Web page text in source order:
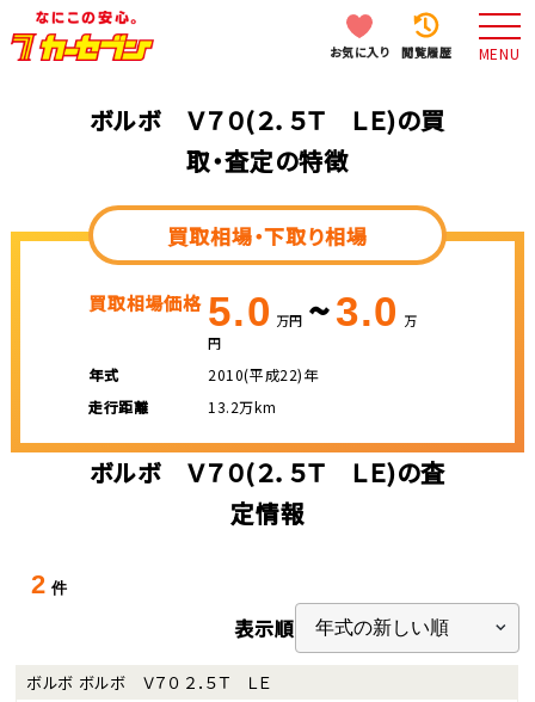
お気に入り 閲覧履歴 MENU
ボルボ Ｖ７０(２．５Ｔ ＬＥ)の買
取・査定の特徴
買取相場・下取り相場
買取相場価格 5.0 万円 ~3.0 万
円
年式
2010(平成22)年
走行距離
13.2万km
ボルボ Ｖ７０(２．５Ｔ ＬＥ)の査
定情報
2 件
表示順
ボルボ ボルボ Ｖ７０ ２．５Ｔ ＬＥ